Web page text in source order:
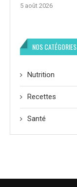
5 août 2026
NOS CATÉGORIES
Nutrition
Recettes
Santé